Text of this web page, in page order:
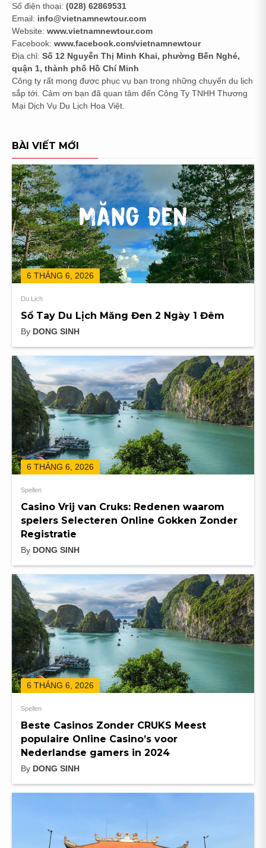
Số điện thoại: (028) 62869531
Email: info@vietnamnewtour.com
Website: www.vietnamnewtour.com
Facebook: www.facebook.com/vietnamnewtour
Địa chỉ: Số 12 Nguyễn Thị Minh Khai, phường Bến Nghé,
quận 1, thành phố Hồ Chí Minh
Công ty rất mong được phục vụ bạn trong những chuyến du lịch
sắp tới. Cảm ơn bạn đã quan tâm đến Công Ty TNHH Thương
Mại Dịch Vụ Du Lịch Hoa Việt.
BÀI VIẾT MỚI
6 THÁNG 6, 2026
Du Lịch
Sổ Tay Du Lịch Măng Đen 2 Ngày 1 Đêm
By DONG SINH
6 THÁNG 6, 2026
Spellen
Casino Vrij van Cruks: Redenen waarom
spelers Selecteren Online Gokken Zonder
Registratie
By DONG SINH
6 THÁNG 6, 2026
Spellen
Beste Casinos Zonder CRUKS Meest
populaire Online Casino’s voor
Nederlandse gamers in 2024
By DONG SINH